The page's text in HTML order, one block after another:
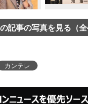
記事の写真を見る（全
カンテレ